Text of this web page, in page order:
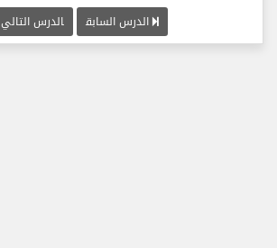
الدرس السابق الدرس التالي